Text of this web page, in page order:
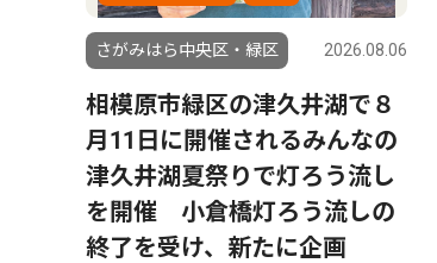
さがみはら中央区・緑区 2026.08.06
相模原市緑区の津久井湖で８
月11日に開催されるみんなの
津久井湖夏祭りで灯ろう流し
を開催 小倉橋灯ろう流しの
終了を受け、新たに企画